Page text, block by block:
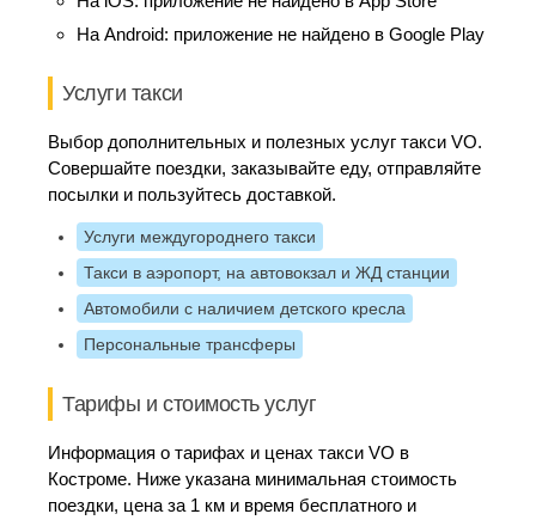
На Android: приложение не найдено в Google Play
Услуги такси
Выбор дополнительных и полезных услуг такси VO.
Совершайте поездки, заказывайте еду, отправляйте
посылки и пользуйтесь доставкой.
Услуги междугороднего такси
Такси в аэропорт, на автовокзал и ЖД станции
Автомобили с наличием детского кресла
Персональные трансферы
Тарифы и стоимость услуг
Информация о тарифах и ценах такси VO в
Костроме. Ниже указана минимальная стоимость
поездки, цена за 1 км и время бесплатного и